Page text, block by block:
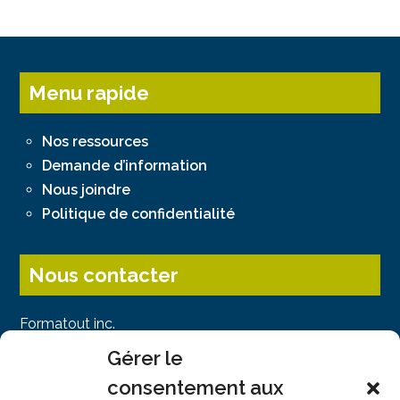
Gérer le
consentement aux
Menu rapide
Nos ressources
Demande d’information
Nous joindre
Politique de confidentialité
Nous contacter
Formatout inc.
Piedmont, QC J0R 1K0